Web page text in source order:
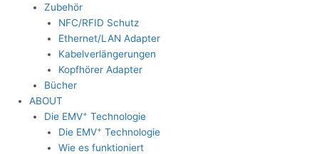
Zubehör
NFC/RFID Schutz
Ethernet/LAN Adapter
Kabelverlängerungen
Kopfhörer Adapter
Bücher
ABOUT
Die EMV+ Technologie
Die EMV+ Technologie
Wie es funktioniert